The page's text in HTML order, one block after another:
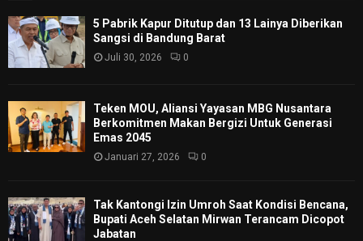
5 Pabrik Kapur Ditutup dan 13 Lainya Diberikan
Sangsi di Bandung Barat
Juli 30, 2026 0
Teken MOU, Aliansi Yayasan MBG Nusantara
Berkomitmen Makan Bergizi Untuk Generasi
Emas 2045
Januari 27, 2026 0
Tak Kantongi Izin Umroh Saat Kondisi Bencana,
Bupati Aceh Selatan Mirwan Terancam Dicopot
Jabatan